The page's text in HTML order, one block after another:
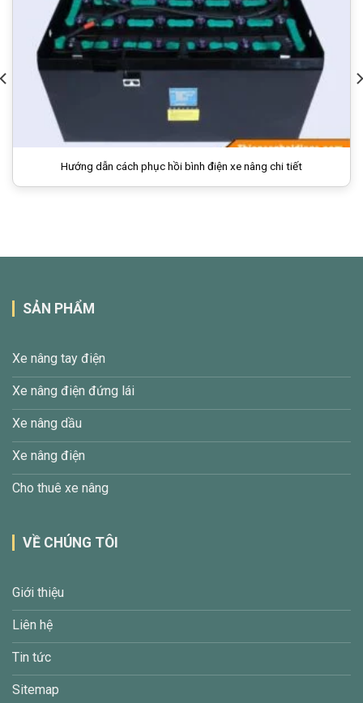
Hướng dẫn cách phục hồi bình điện xe nâng chi tiết
SẢN PHẨM
Xe nâng tay điện
Xe nâng điện đứng lái
Xe nâng dầu
Xe nâng điện
Cho thuê xe nâng
VỀ CHÚNG TÔI
Giới thiệu
Liên hệ
Tin tức
Sitemap